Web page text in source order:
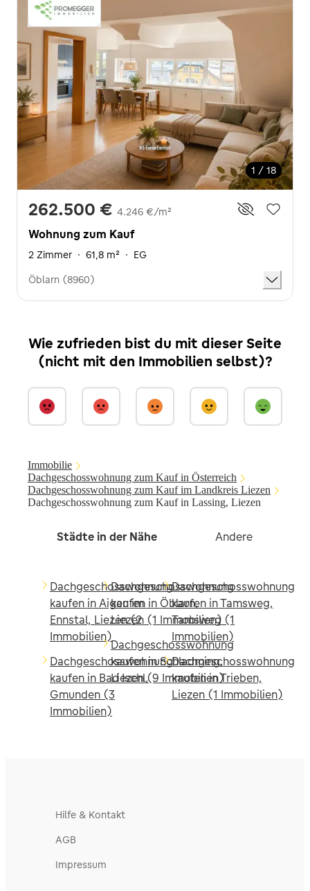
1 / 18
262.500 € 4.246 €/m²
Wohnung zum Kauf
2 Zimmer · 61,8 m² · EG
Öblarn (8960)
Wie zufrieden bist du mit dieser Seite
(nicht mit den Immobilien selbst)?
Immobilie
Dachgeschosswohnung zum Kauf in Österreich
Dachgeschosswohnung zum Kauf im Landkreis Liezen
Dachgeschosswohnung zum Kauf in Lassing, Liezen
Städte in der Nähe Andere
Dachgeschosswohnung
kaufen in Aigen im
Ennstal, Liezen (2
Immobilien)
Dachgeschosswohnung
kaufen in Bad Ischl,
Gmunden (3
Immobilien)
Dachgeschosswohnung
kaufen in Öblarn,
Liezen (1 Immobilien)
Dachgeschosswohnung
kaufen in Schladming,
Liezen (9 Immobilien)
Dachgeschosswohnung
kaufen in Tamsweg,
Tamsweg (1
Immobilien)
Dachgeschosswohnung
kaufen in Trieben,
Liezen (1 Immobilien)
Hilfe & Kontakt
AGB
Impressum